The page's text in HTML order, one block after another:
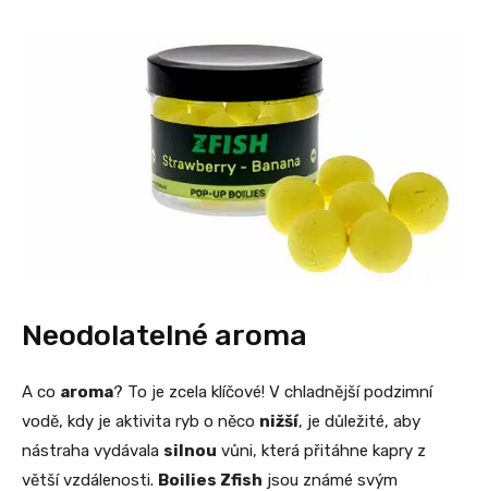
Neodolatelné aroma
A co aroma? To je zcela klíčové! V chladnější podzimní
vodě, kdy je aktivita ryb o něco nižší, je důležité, aby
nástraha vydávala silnou vůni, která přitáhne kapry z
větší vzdálenosti. Boilies Zfish jsou známé svým